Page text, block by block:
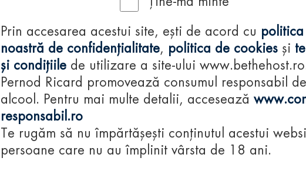
consumă-
Prin accesarea acestui site, ești de acord cu politica
noastră de confidențialitate, politica de cookies și
și condițiile de utilizare a site-ului
Pernod Ricard promovează consumul responsabil de
alcool. Pentru mai multe detalii, accesează
responsabil.ro
Te rugăm să nu împărtășești conținutul acestui
persoane care nu au împlinit vârsta de 18 ani.